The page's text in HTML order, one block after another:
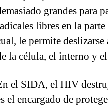
grandes para
libres en la
le permite
la célula, el interno y
el SIDA, el HIV
el encargado de